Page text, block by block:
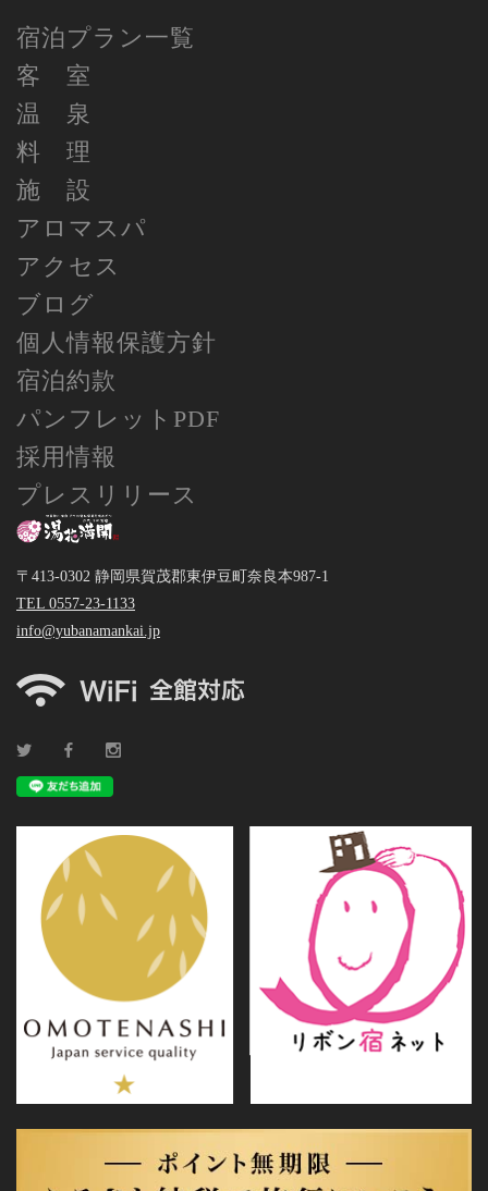
宿泊プラン一覧
客 室
温 泉
料 理
施 設
アロマスパ
アクセス
ブログ
個人情報保護方針
宿泊約款
パンフレットPDF
採用情報
プレスリリース
〒413-0302 静岡県賀茂郡東伊豆町奈良本987-1
TEL 0557-23-1133
info@yubanamankai.jp